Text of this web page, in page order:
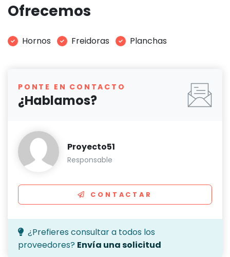
Ofrecemos
Hornos Freidoras Planchas
PONTE EN CONTACTO
¿Hablamos?
Proyecto51
Responsable
CONTACTAR
¿Prefieres consultar a todos los
proveedores? Envía una solicitud